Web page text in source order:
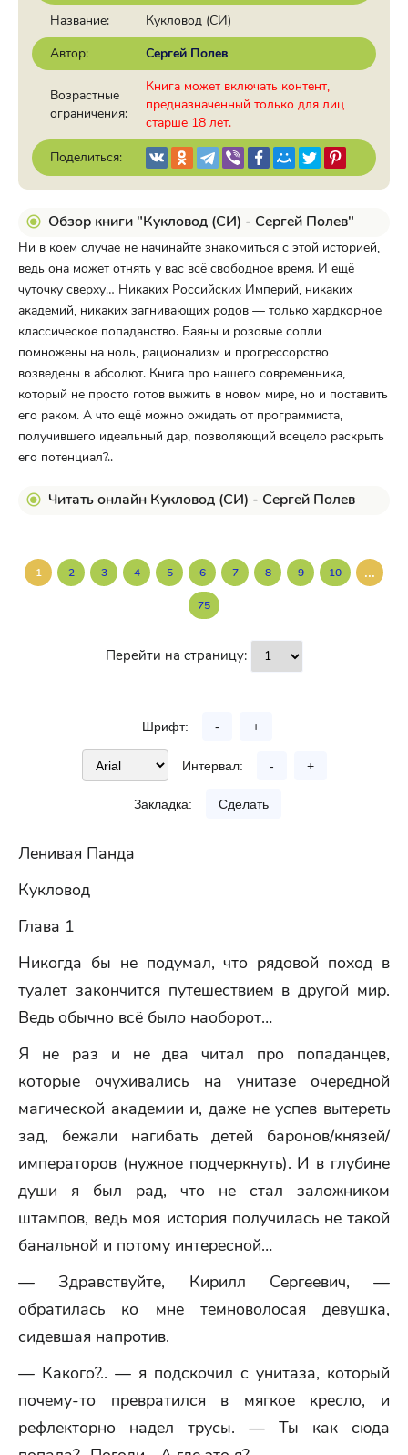
Название:
Кукловод (СИ)
Автор:
Сергей Полев
Возрастные
ограничения:
Книга может включать контент,
предназначенный только для лиц
старше 18 лет.
Поделиться:
Обзор книги "Кукловод (СИ) - Сергей Полев"
Ни в коем случае не начинайте знакомиться с этой историей,
ведь она может отнять у вас всё свободное время. И ещё
чуточку сверху… Никаких Российских Империй, никаких
академий, никаких загнивающих родов — только хардкорное
классическое попаданство. Баяны и розовые сопли
помножены на ноль, рационализм и прогрессорство
возведены в абсолют. Книга про нашего современника,
который не просто готов выжить в новом мире, но и поставить
его раком. А что ещё можно ожидать от программиста,
получившего идеальный дар, позволяющий всецело раскрыть
его потенциал?..
Читать онлайн Кукловод (СИ) - Сергей Полев
1 2 3 4 5 6 7 8 9 10 ...
75
Перейти на страницу:
Шрифт: - +
Интервал: - +
Закладка: Сделать
Ленивая Панда
Кукловод
Глава 1
Никогда бы не подумал, что рядовой поход в
туалет закончится путешествием в другой мир.
Ведь обычно всё было наоборот…
Я не раз и не два читал про попаданцев,
которые очухивались на унитазе очередной
магической академии и, даже не успев вытереть
зад, бежали нагибать детей баронов/князей/
императоров (нужное подчеркнуть). И в глубине
души я был рад, что не стал заложником
штампов, ведь моя история получилась не такой
банальной и потому интересной…
— Здравствуйте, Кирилл Сергеевич, —
обратилась ко мне темноволосая девушка,
сидевшая напротив.
— Какого?.. — я подскочил с унитаза, который
почему-то превратился в мягкое кресло, и
рефлекторно надел трусы. — Ты как сюда